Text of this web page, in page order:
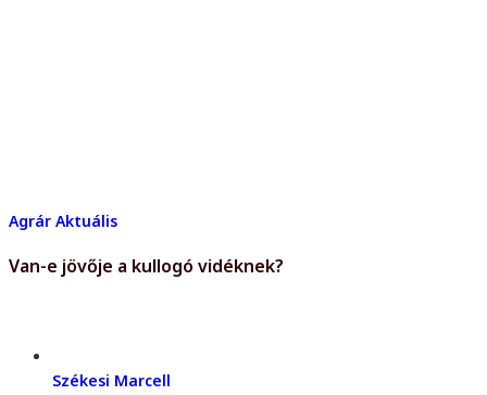
Agrár Aktuális
Van-e jövője a kullogó vidéknek?
Székesi Marcell